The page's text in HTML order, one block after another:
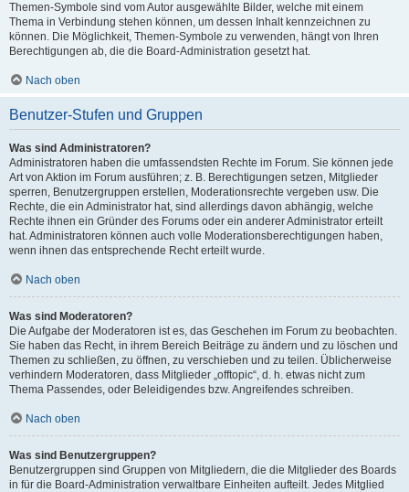
Themen-Symbole sind vom Autor ausgewählte Bilder, welche mit einem
Thema in Verbindung stehen können, um dessen Inhalt kennzeichnen zu
können. Die Möglichkeit, Themen-Symbole zu verwenden, hängt von Ihren
Berechtigungen ab, die die Board-Administration gesetzt hat.
Nach oben
Benutzer-Stufen und Gruppen
Was sind Administratoren?
Administratoren haben die umfassendsten Rechte im Forum. Sie können jede
Art von Aktion im Forum ausführen; z. B. Berechtigungen setzen, Mitglieder
sperren, Benutzergruppen erstellen, Moderationsrechte vergeben usw. Die
Rechte, die ein Administrator hat, sind allerdings davon abhängig, welche
Rechte ihnen ein Gründer des Forums oder ein anderer Administrator erteilt
hat. Administratoren können auch volle Moderationsberechtigungen haben,
wenn ihnen das entsprechende Recht erteilt wurde.
Nach oben
Was sind Moderatoren?
Die Aufgabe der Moderatoren ist es, das Geschehen im Forum zu beobachten.
Sie haben das Recht, in ihrem Bereich Beiträge zu ändern und zu löschen und
Themen zu schließen, zu öffnen, zu verschieben und zu teilen. Üblicherweise
verhindern Moderatoren, dass Mitglieder „offtopic“, d. h. etwas nicht zum
Thema Passendes, oder Beleidigendes bzw. Angreifendes schreiben.
Nach oben
Was sind Benutzergruppen?
Benutzergruppen sind Gruppen von Mitgliedern, die die Mitglieder des Boards
in für die Board-Administration verwaltbare Einheiten aufteilt. Jedes Mitglied